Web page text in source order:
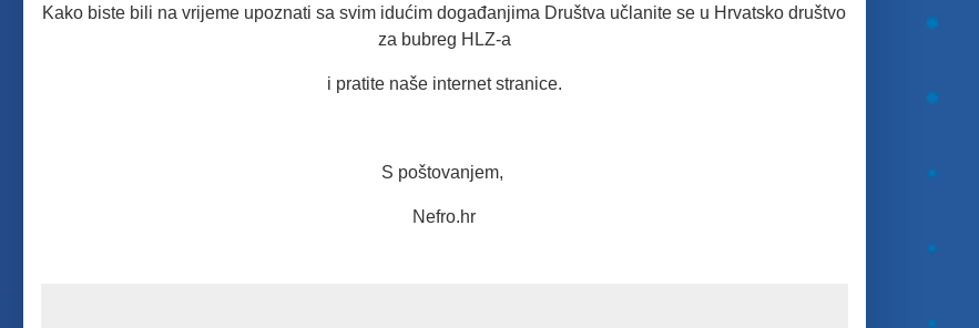
Kako biste bili na vrijeme upoznati sa svim idućim događanjima Društva učlanite se u Hrvatsko društvo
za bubreg HLZ-a
i pratite naše internet stranice.
S poštovanjem,
Nefro.hr